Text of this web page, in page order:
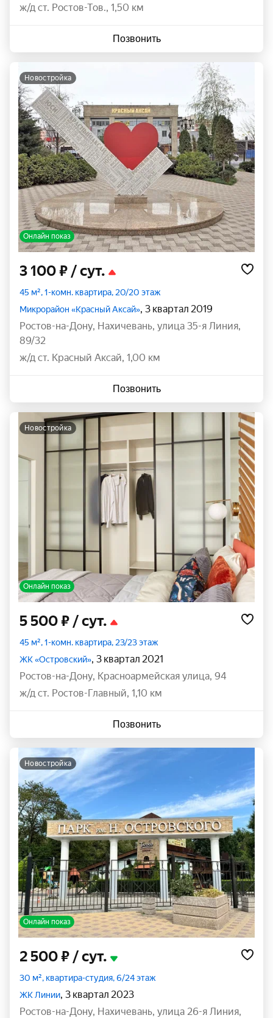
ж/д ст. Ростов-Тов., 1,50 км
Позвонить
новостройка
Онлайн показ
3 100 ₽ / сут.
45 м², 1-комн. квартира, 20/20 этаж
Микрорайон «Красный Аксай», 3 квартал 2019
Ростов-на-Дону, Нахичевань, улица 35-я Линия,
89/32
ж/д ст. Красный Аксай, 1,00 км
Позвонить
новостройка
Онлайн показ
5 500 ₽ / сут.
45 м², 1-комн. квартира, 23/23 этаж
ЖК «Островский», 3 квартал 2021
Ростов-на-Дону, Красноармейская улица, 94
ж/д ст. Ростов-Главный, 1,10 км
Позвонить
новостройка
Онлайн показ
2 500 ₽ / сут.
30 м², квартира-студия, 6/24 этаж
ЖК Линии, 3 квартал 2023
Ростов-на-Дону, Нахичевань, улица 26-я Линия,